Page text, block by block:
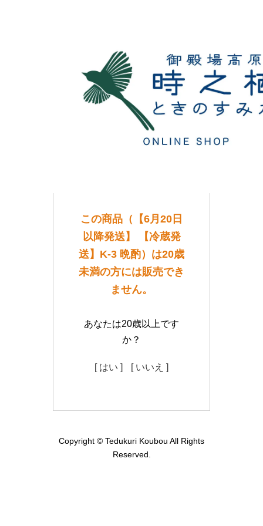
この商品（【6月20日
以降発送】 【冷蔵発
送】K-3 晩酌）は20歳
未満の方には販売でき
ません。
あなたは20歳以上です
か？
[ はい ] [ いいえ ]
Copyright © Tedukuri Koubou All Rights
Reserved.